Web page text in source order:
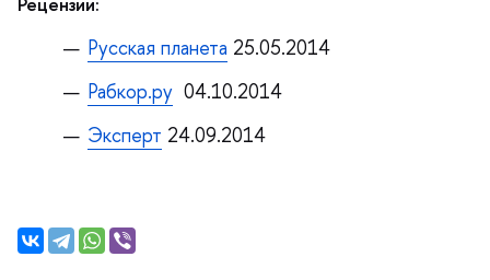
Русская планета 25.05.2014
Рабкор.ру 04.10.2014
Эксперт 24.09.2014